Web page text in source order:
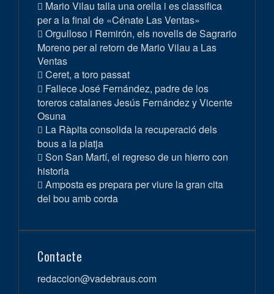
Mario Vilau talla una orella i es classifica
per a la final de «Cénate Las Ventas»
Orgulloso i Remirón, els novells de Sagrario
Moreno per al retorn de Mario Vilau a Las
Ventas
Ceret, a toro passat
Fallece José Fernández, padre de los
toreros catalanes Jesús Fernández y Vicente
Osuna
La Ràpita consolida la recuperació dels
bous a la platja
Son San Martí, el regreso de un hierro con
historia
Amposta es prepara per viure la gran cita
del bou amb corda
Contacte
redaccion@vadebraus.com